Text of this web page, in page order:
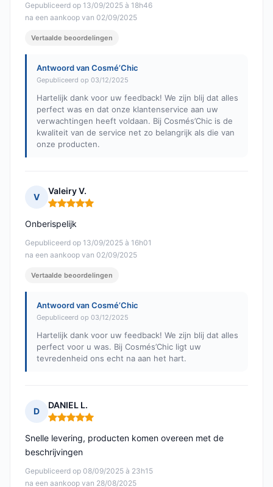
Gepubliceerd op 13/09/2025 à 18h46
na een aankoop van 02/09/2025
Vertaalde beoordelingen
Antwoord van Cosmé’Chic
Gepubliceerd op 03/12/2025
Hartelijk dank voor uw feedback! We zijn blij dat alles
perfect was en dat onze klantenservice aan uw
verwachtingen heeft voldaan. Bij Cosmés’Chic is de
kwaliteit van de service net zo belangrijk als die van
onze producten.
V
Valeiry V.
Opmerking: 5 van 5
Gepubliceerd op 13/09/2025 à 16h01
na een aankoop van 02/09/2025
Onberispelijk
Vertaalde beoordelingen
Antwoord van Cosmé’Chic
Gepubliceerd op 03/12/2025
Hartelijk dank voor uw feedback! We zijn blij dat alles
perfect voor u was. Bij Cosmés’Chic ligt uw
tevredenheid ons echt na aan het hart.
D
DANIEL L.
Opmerking: 5 van 5
Gepubliceerd op 08/09/2025 à 23h15
na een aankoop van 28/08/2025
Snelle levering, producten komen overeen met de
beschrijvingen